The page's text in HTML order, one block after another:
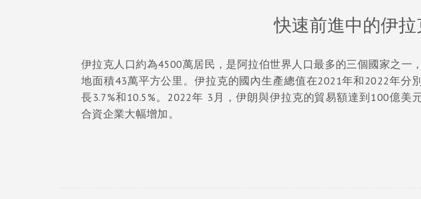
快速前進中的伊拉
伊拉克人口約為4500萬居民，是阿拉伯世界人口最多的三個國家之一
地面積43萬平方公里。伊拉克的國內生產總值在2021年和2022年分
長3.7%和10.5%。2022年 3月，伊朗與伊拉克的貿易額達到100億美元
合資企業大幅增加。